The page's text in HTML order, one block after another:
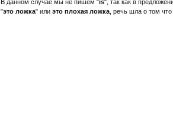
В данном случае мы не пишем "is", так как в
"это ложка" или это плохая ложка , речь шла о том